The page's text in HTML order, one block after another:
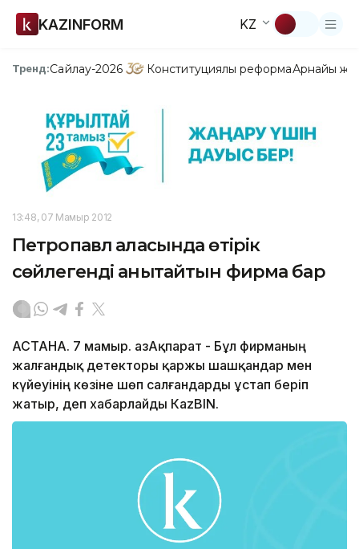
KAZINFORM KZ
Тренд:Сайлау-2026 Конституциялық реформаАрнайы
13:48, 07 Мамыр 2012
Петропавл қаласында өтірік
сөйлегенді анықтайтын фирма бар
АСТАНА. 7 мамыр. ҚазАқпарат - Бұл фирманың
жалғандық детекторы қаржы шашқандар мен
күйеуінің көзіне шөп салғандарды ұстап беріп
жатыр, деп хабарлайды КazBIN.